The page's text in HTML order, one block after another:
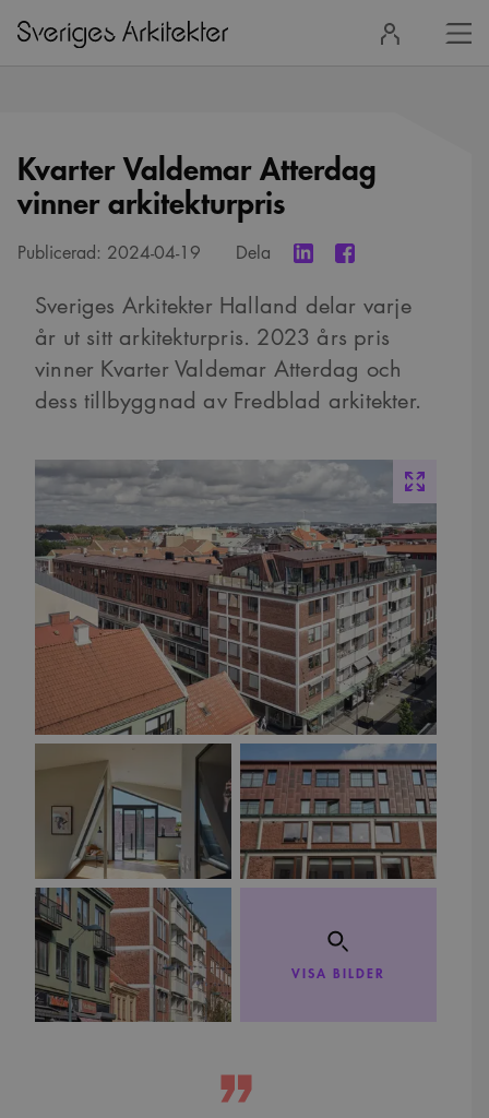
in
Kvarter Valdemar Atterdag
vinner arkitekturpris
Publicerad: 2024-04-19 Dela
Sveriges Arkitekter Halland delar varje
år ut sitt arkitekturpris. 2023 års pris
vinner Kvarter Valdemar Atterdag och
dess tillbyggnad av Fredblad arkitekter.
VISA BILDER